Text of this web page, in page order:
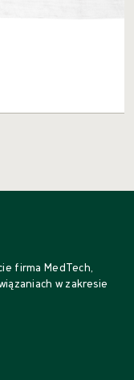
firma MedTech,
w zakresie